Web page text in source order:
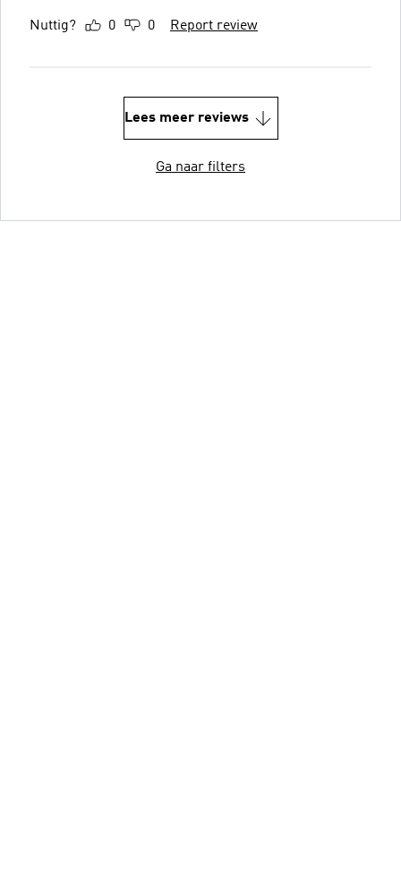
Nuttig? 0 0 Report review
Lees meer reviews
Ga naar filters